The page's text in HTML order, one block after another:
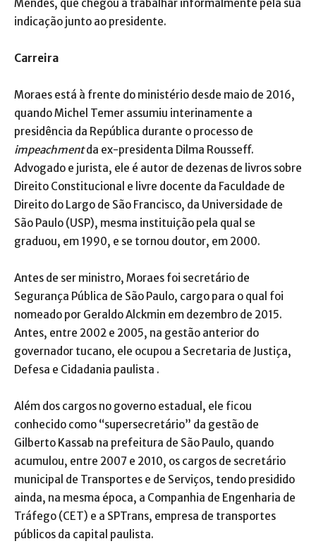
Mendes, que chegou a trabalhar informalmente pela sua
indicação junto ao presidente.
Carreira
Moraes está à frente do ministério desde maio de 2016,
quando Michel Temer assumiu interinamente a
presidência da República durante o processo de
impeachmentda ex-presidenta Dilma Rousseff.
Advogado e jurista, ele é autor de dezenas de livros sobre
Direito Constitucional e livre docente da Faculdade de
Direito do Largo de São Francisco, da Universidade de
São Paulo (USP), mesma instituição pela qual se
graduou, em 1990, e se tornou doutor, em 2000.
Antes de ser ministro, Moraes foi secretário de
Segurança Pública de São Paulo, cargo para o qual foi
nomeado por Geraldo Alckmin em dezembro de 2015.
Antes, entre 2002 e 2005, na gestão anterior do
governador tucano, ele ocupou a Secretaria de Justiça,
Defesa e Cidadania paulista .
Além dos cargos no governo estadual, ele ficou
conhecido como “supersecretário” da gestão de
Gilberto Kassab na prefeitura de São Paulo, quando
acumulou, entre 2007 e 2010, os cargos de secretário
municipal de Transportes e de Serviços, tendo presidido
ainda, na mesma época, a Companhia de Engenharia de
Tráfego (CET) e a SPTrans, empresa de transportes
públicos da capital paulista.